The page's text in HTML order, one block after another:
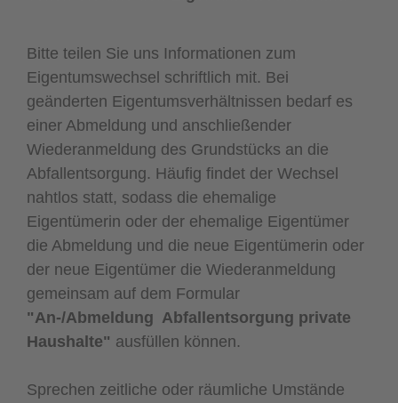
Bitte teilen Sie uns Informationen zum
Eigentumswechsel schriftlich mit. Bei
geänderten Eigentumsverhältnissen bedarf es
einer Abmeldung und anschließender
Wiederanmeldung des Grundstücks an die
Abfallentsorgung. Häufig findet der Wechsel
nahtlos statt, sodass die ehemalige
Eigentümerin oder der ehemalige Eigentümer
die Abmeldung und die neue Eigentümerin oder
der neue Eigentümer die Wiederanmeldung
gemeinsam auf dem Formular
"An-/Abmeldung Abfallentsorgung private
Haushalte" ausfüllen können.
Sprechen zeitliche oder räumliche Umstände